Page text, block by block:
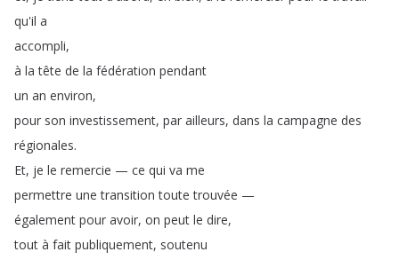
qu'il a
accompli,
à la tête de la fédération pendant
un an environ,
pour son investissement, par ailleurs, dans la campagne des
régionales.
Et, je le remercie — ce qui va me
permettre une transition toute trouvée —
également pour avoir, on peut le dire,
tout à fait publiquement, soutenu